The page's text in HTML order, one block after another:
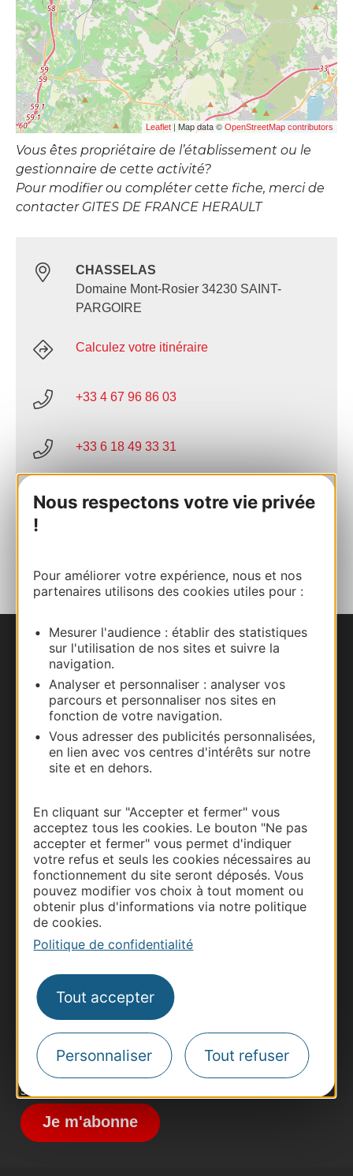
Nous respectons votre vie privée
!
Pour améliorer votre expérience, nous et nos
partenaires utilisons des cookies utiles pour :
Mesurer l'audience : établir des statistiques
sur l'utilisation de nos sites et suivre la
navigation.
Analyser et personnaliser : analyser vos
parcours et personnaliser nos sites en
fonction de votre navigation.
Vous adresser des publicités personnalisées,
en lien avec vos centres d'intérêts sur notre
site et en dehors.
En cliquant sur "Accepter et fermer" vous
acceptez tous les cookies. Le bouton "Ne pas
accepter et fermer" vous permet d'indiquer
votre refus et seuls les cookies nécessaires au
fonctionnement du site seront déposés. Vous
pouvez modifier vos choix à tout moment ou
obtenir plus d'informations via notre politique
de cookies.
Politique de confidentialité
Tout accepter
Personnaliser Tout refuser
Leaflet | Map data © OpenStreetMap contributors
Vous êtes propriétaire de l’établissement ou le
gestionnaire de cette activité?
Pour modifier ou compléter cette fiche, merci de
contacter GITES DE FRANCE HERAULT
CHASSELAS
Domaine Mont-Rosier 34230 SAINT-
PARGOIRE
Calculez votre itinéraire
+33 4 67 96 86 03
+33 6 18 49 33 31
E-mail
Nous contacter
Carte interactive
Documentation
Thermalisme
Business/Mice
Site presse et d'influence
Voyagistes
Destination Sport
Inscrivez-vous à la lettre d'information
Destination Occitanie pour recevoir des
suggestions de séjours, de visites et de sorties.
Je m'abonne